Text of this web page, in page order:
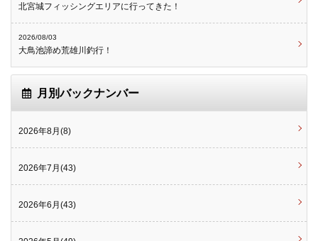
北宮城フィッシングエリアに行ってきた！
2026/08/03
大鳥池諦め荒雄川釣行！
月別バックナンバー
2026年8月(8)
2026年7月(43)
2026年6月(43)